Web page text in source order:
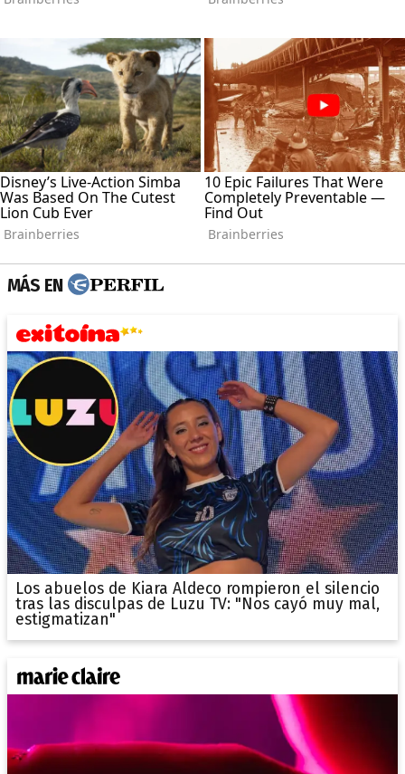
MÁS EN
Los abuelos de Kiara Aldeco rompieron el silencio
tras las disculpas de Luzu TV: "Nos cayó muy mal,
estigmatizan"